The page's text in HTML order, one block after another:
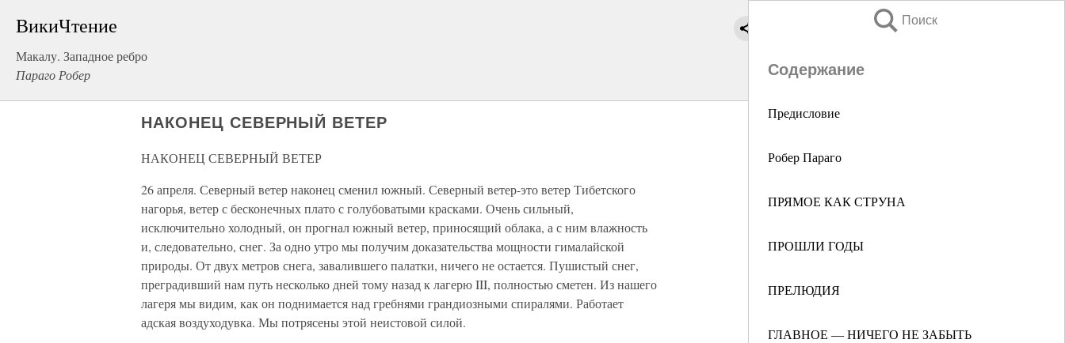
ВикиЧтение
Макалу. Западное ребро
Параго Робер
Поиск
Содержание
Предисловие
Робер Параго
ПРЯМОЕ КАК СТРУНА
ПРОШЛИ ГОДЫ
ПРЕЛЮДИЯ
ГЛАВНОЕ ― НИЧЕГО НЕ ЗАБЫТЬ
НАКОНЕЦ СЕВЕРНЫЙ ВЕТЕР
НАКОНЕЦ СЕВЕРНЫЙ ВЕТЕР
26 апреля. Северный ветер наконец сменил южный. Северный ветер-это ветер Тибетского
нагорья, ветер с бесконечных плато с голубоватыми красками. Очень сильный,
исключительно холодный, он прогнал южный ветер, приносящий облака, а с ним влажность
и, следовательно, снег. За одно утро мы получим доказательства мощности гималайской
природы. От двух метров снега, завалившего палатки, ничего не остается. Пушистый снег,
преградивший нам путь несколько дней тому назад к лагерю III, полностью сметен. Из нашего
лагеря мы видим, как он поднимается над гребнями грандиозными спиралями. Работает
адская воздуходувка. Мы потрясены этой неистовой силой.